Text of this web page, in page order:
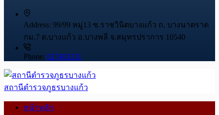
Address: 99/99 หมู่13 ซ.ราชวินิตบางแก้ว ถ. บางนาตราด
กม.7 ต.บางแก้ว อ.บางพลี จ.สมุทรปราการ 10540
Phone: 027403211
สถานีตำรวจภูธรบางแก้ว
หน้าหลัก